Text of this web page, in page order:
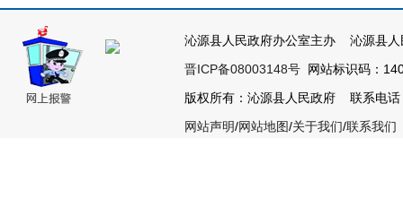
沁源县人民政府办公室主办 沁源县
晋ICP备08003148号 网站标识码：
版权所有：沁源县人民政府 联系电
网站声明/网站地图/关于我们/联系我们